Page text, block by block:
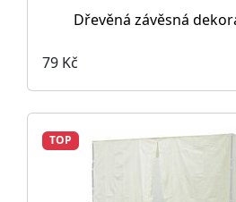
Dřevěná závěsná
79 Kč
TOP